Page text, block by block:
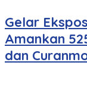
Gelar
Amankan
dan